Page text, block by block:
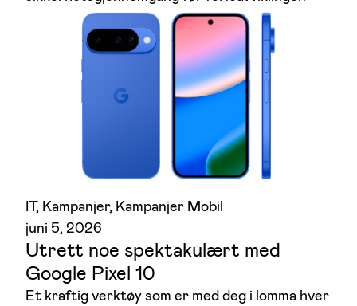
IT, Kampanjer, Kampanjer Mobil
juni 5, 2026
Utrett noe spektakulært med
Google Pixel 10
Et kraftig verktøy som er med deg i lomma hver